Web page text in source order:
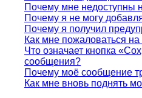
Почему мне недоступны
Почему я не могу
Почему я получил
Как мне пожаловаться
Что означает кнопка
сообщения?
Почему моё сообщение
Как мне вновь поднять